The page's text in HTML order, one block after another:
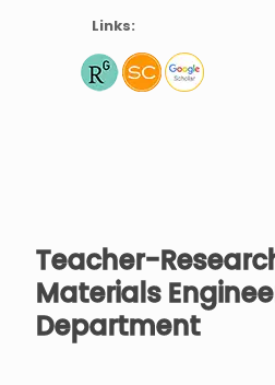
Links:
Teacher-
Materials
Department